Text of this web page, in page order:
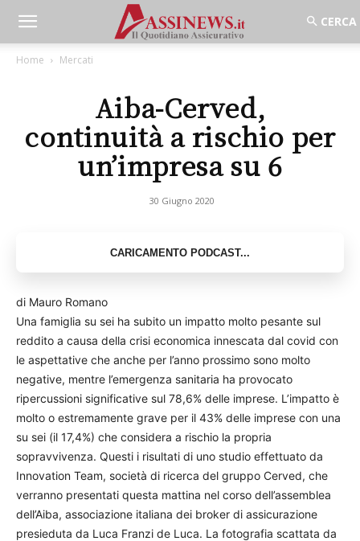
Home Mercati
Aiba-Cerved,
continuità a rischio per
un’impresa su 6
30 Giugno 2020
di Mauro Romano
Una famiglia su sei ha subito un impatto molto pesante sul
reddito a causa della crisi economica innescata dal covid con
le aspettative che anche per l’anno prossimo sono molto
negative, mentre l’emergenza sanitaria ha provocato
ripercussioni significative sul 78,6% delle imprese. L’impatto è
molto o estremamente grave per il 43% delle imprese con una
su sei (il 17,4%) che considera a rischio la propria
sopravvivenza. Questi i risultati di uno studio effettuato da
Innovation Team, società di ricerca del gruppo Cerved, che
verranno presentati questa mattina nel corso dell’assemblea
dell’Aiba, associazione italiana dei broker di assicurazione
presieduta da Luca Franzi de Luca. La fotografia scattata da